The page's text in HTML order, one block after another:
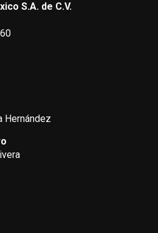
S.A. de C.V.
Hernández